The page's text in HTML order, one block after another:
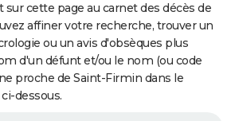
cette page au carnet des décès de
affiner votre recherche, trouver un
ou un avis d'obsèques plus
d'un défunt et/ou le nom (ou code
proche de Saint-Firmin dans le
dessous.